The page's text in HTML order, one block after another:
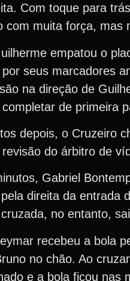
Com toque para
com muita força, mas
empatou o
seus marcadores
na direção de
de primeira
depois, o Cruzeiro
do árbitro de
Gabriel
direita da entrada
no entanto,
recebeu a bola
no chão. Ao
e a bola ficou nas